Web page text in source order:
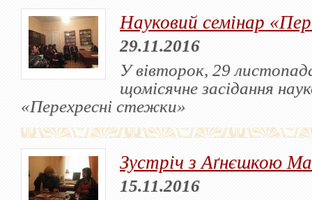
Науковий семінар
29.11.2016
У вівторок, 29
щомісячне засідання
«Перехресні стежки»
Зустріч з Аґнєшкою
15.11.2016